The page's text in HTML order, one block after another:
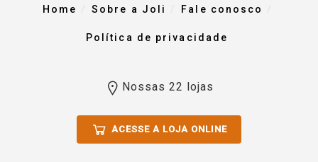
Home Sobre a Joli Fale conosco
Política de privacidade
Nossas 22 lojas
ACESSE A LOJA ONLINE